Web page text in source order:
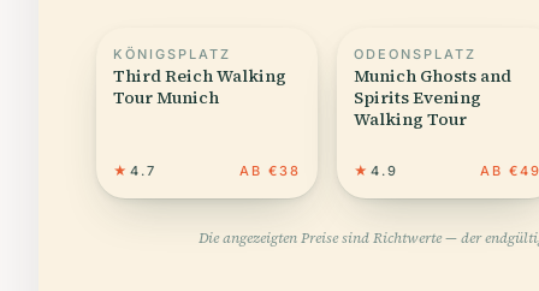
KÖNIGSPLATZ
Third Reich Walking
Tour Munich
★ 4.7 AB €38
ODEONSPLATZ
Munich Ghosts and
Spirits Evening
Walking Tour
★ 4.9 AB
Die angezeigten Preise sind Richtwerte — der